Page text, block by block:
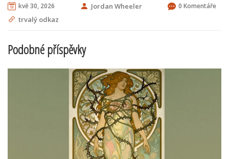
kvě 30, 2026 Jordan Wheeler 0 Komentáře
trvalý odkaz
Podobné příspěvky